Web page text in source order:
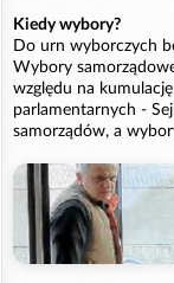
Kiedy wybory?
Do urn wyborczych
Wybory
względu na
parlamentarnych -
samorządów, a